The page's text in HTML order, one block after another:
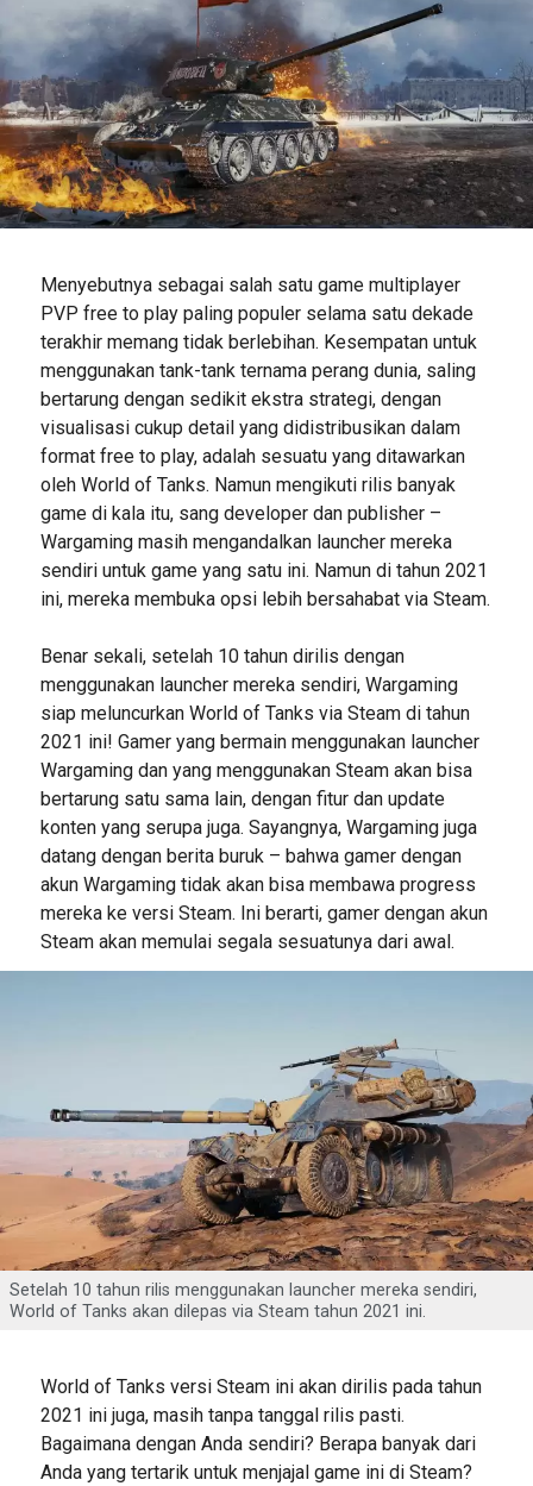
Menyebutnya sebagai salah satu game multiplayer
PVP free to play paling populer selama satu dekade
terakhir memang tidak berlebihan. Kesempatan untuk
menggunakan tank-tank ternama perang dunia, saling
bertarung dengan sedikit ekstra strategi, dengan
visualisasi cukup detail yang didistribusikan dalam
format free to play, adalah sesuatu yang ditawarkan
oleh World of Tanks. Namun mengikuti rilis banyak
game di kala itu, sang developer dan publisher –
Wargaming masih mengandalkan launcher mereka
sendiri untuk game yang satu ini. Namun di tahun 2021
ini, mereka membuka opsi lebih bersahabat via Steam.
Benar sekali, setelah 10 tahun dirilis dengan
menggunakan launcher mereka sendiri, Wargaming
siap meluncurkan World of Tanks via Steam di tahun
2021 ini! Gamer yang bermain menggunakan launcher
Wargaming dan yang menggunakan Steam akan bisa
bertarung satu sama lain, dengan fitur dan update
konten yang serupa juga. Sayangnya, Wargaming juga
datang dengan berita buruk – bahwa gamer dengan
akun Wargaming tidak akan bisa membawa progress
mereka ke versi Steam. Ini berarti, gamer dengan akun
Steam akan memulai segala sesuatunya dari awal.
Setelah 10 tahun rilis menggunakan launcher mereka sendiri,
World of Tanks akan dilepas via Steam tahun 2021 ini.
World of Tanks versi Steam ini akan dirilis pada tahun
2021 ini juga, masih tanpa tanggal rilis pasti.
Bagaimana dengan Anda sendiri? Berapa banyak dari
Anda yang tertarik untuk menjajal game ini di Steam?